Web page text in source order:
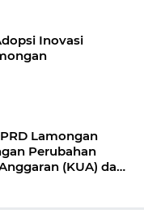
Inovasi
Lamongan
Perubahan
(KUA) dan
dan Plafon